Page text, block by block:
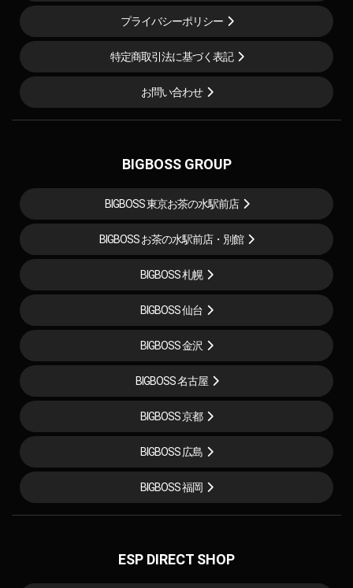
プライバシーポリシー
特定商取引法に基づく表記
お問い合わせ
BIGBOSS GROUP
BIGBOSS 東京お茶の水駅前店
BIGBOSS お茶の水駅前店・別館
BIGBOSS 札幌
BIGBOSS 仙台
BIGBOSS 金沢
BIGBOSS 名古屋
BIGBOSS 京都
BIGBOSS 広島
BIGBOSS 福岡
ESP DIRECT SHOP